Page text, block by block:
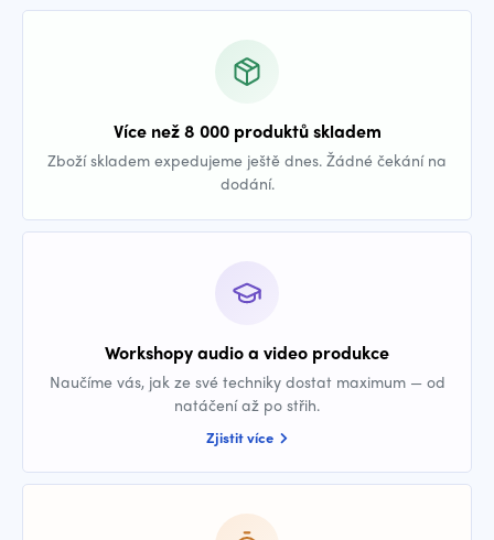
Více než 8 000 produktů skladem
Zboží skladem expedujeme ještě dnes. Žádné čekání na
dodání.
Workshopy audio a video produkce
Naučíme vás, jak ze své techniky dostat maximum — od
natáčení až po střih.
Zjistit více